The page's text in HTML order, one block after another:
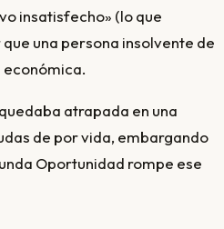
insatisfecho» (lo que
una persona insolvente de
económica.
atrapada en una
de por vida, embargando
Oportunidad rompe ese